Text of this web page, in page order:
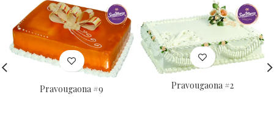
Pravougaona #9 Pravougaona #2